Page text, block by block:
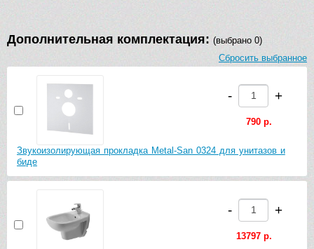
Дополнительная комплектация: (выбрано 0)
Сбросить выбранное
Звукоизолирующая прокладка Metal-San 0324 для унитазов и
биде
- +
790 р.
- +
13797 р.